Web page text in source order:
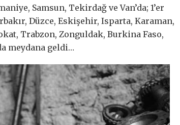
Samsun, Tekirdağ ve Van’da; 1’er
Düzce, Eskişehir, Isparta, Karaman,
Trabzon, Zonguldak, Burkina Faso,
meydana geldi…